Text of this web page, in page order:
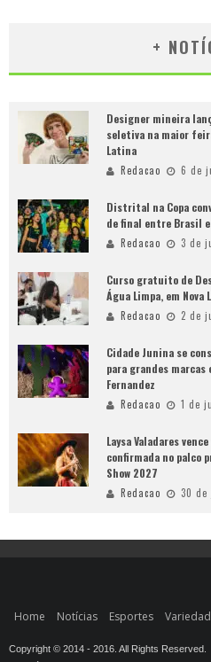
+
Designer mineira
seletiva na maior
Latina
Redacao 6 de
Distrital na Copa
de final entre Brasil
Redacao 3 de
Curso gratuito de
Água Limpa, em Nova
Redacao 2 de
Cidade Junina se
para grandes marcas
Fernandez
Redacao 1 de
Laysa Valadares
confirmada no palco
Show 2027
Redacao 30 de
Home Notícias Esportes
Copyright © 2014 - 2016. All Rights Reserved.